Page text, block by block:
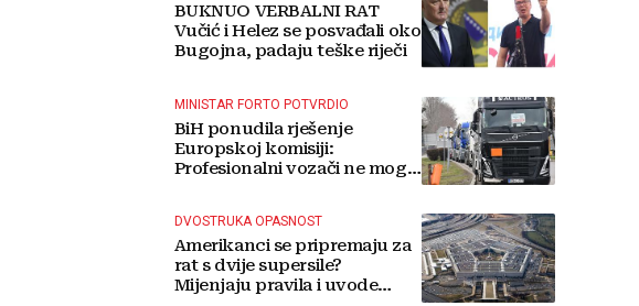
BUKNUO VERBALNI RAT
Vučić i Helez se posvađali oko
Bugojna, padaju teške riječi
MINISTAR FORTO POTVRDIO
BiH ponudila rješenje
Europskoj komisiji:
Profesionalni vozači ne mogu
DVOSTRUKA OPASNOST
Amerikanci se pripremaju za
rat s dvije supersile?
Mijenjaju pravila i uvode